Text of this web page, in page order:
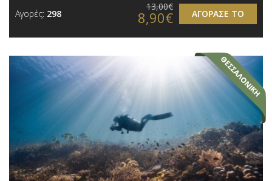
Αγορές: 298 ΑΓΟΡΑΣΕ ΤΟ
13,00€
8,90€